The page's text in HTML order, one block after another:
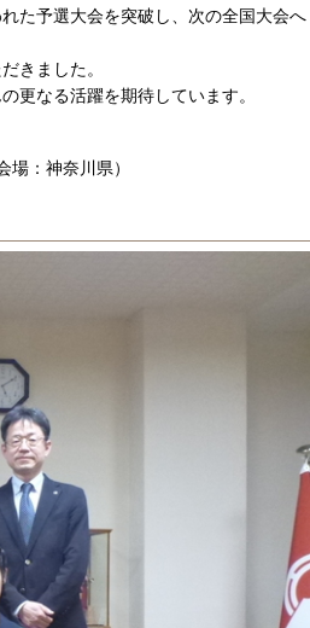
予選大会を突破し、次の全国大会へ
きました。
なる活躍を期待しています。
：神奈川県）